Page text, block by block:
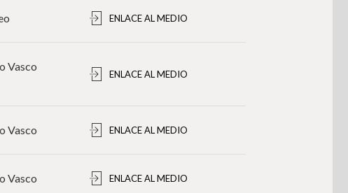
ENLACE AL MEDIO
Vasco
ENLACE AL MEDIO
Vasco ENLACE AL MEDIO
Vasco ENLACE AL MEDIO